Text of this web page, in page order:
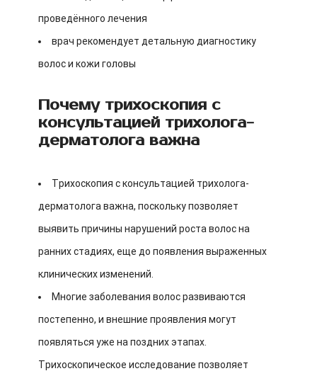
проведённого лечения
врач рекомендует детальную диагностику
волос и кожи головы
Почему трихоскопия с
консультацией трихолога-
дерматолога важна
Трихоскопия с консультацией трихолога-
дерматолога важна, поскольку позволяет
выявить причины нарушений роста волос на
ранних стадиях, еще до появления выраженных
клинических изменений.
Многие заболевания волос развиваются
постепенно, и внешние проявления могут
появляться уже на поздних этапах.
Трихоскопическое исследование позволяет